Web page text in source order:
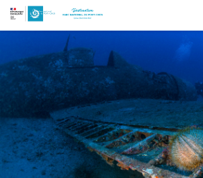
Plongée sur l'épave du Hellcat